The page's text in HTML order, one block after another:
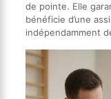
de pointe. Elle
bénéficie d’une
indépendamment